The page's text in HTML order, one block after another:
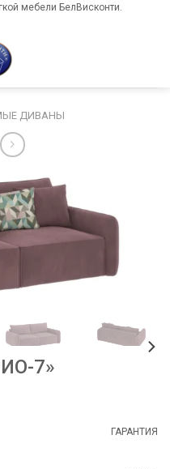
мебели БелВисконти.
ДИВАНЫ
7»
ГАРАНТИЯ